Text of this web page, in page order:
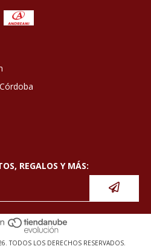
REGALOS Y MÁS:
TODOS LOS DERECHOS RESERVADOS.